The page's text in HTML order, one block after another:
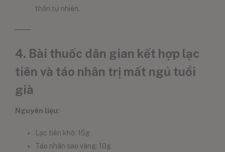
thần tự nhiên.
4. Bài thuốc dân gian kết hợp lạc
tiên và táo nhân trị mất ngủ tuổi
già
Nguyên liệu:
Lạc tiên khô: 15g
Táo nhân sao vàng: 10g